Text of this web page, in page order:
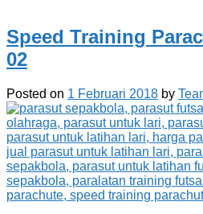
Speed Training
02
Posted on 1 Februari 2018 by